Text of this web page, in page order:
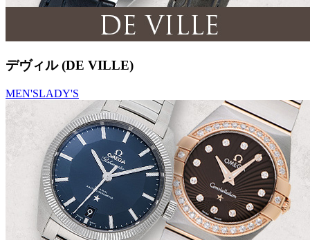
デヴィル (DE VILLE)
MEN'SLADY'S